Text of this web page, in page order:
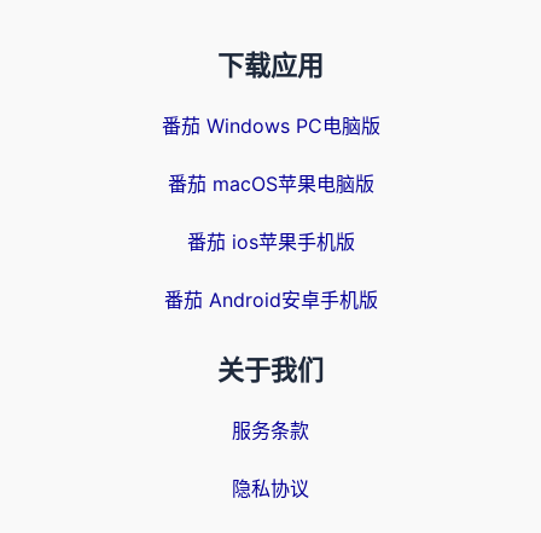
下载应用
番茄 Windows PC电脑版
番茄 macOS苹果电脑版
番茄 ios苹果手机版
番茄 Android安卓手机版
关于我们
服务条款
隐私协议